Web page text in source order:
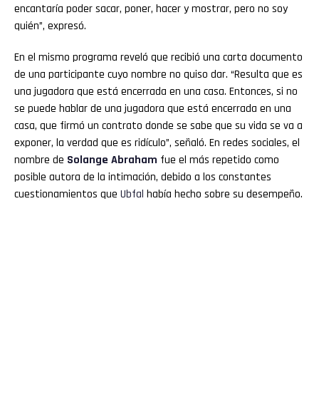
encantaría poder sacar, poner, hacer y mostrar, pero no soy
quién”, expresó.
En el mismo programa reveló que recibió una carta documento
de una participante cuyo nombre no quiso dar. “Resulta que es
una jugadora que está encerrada en una casa. Entonces, si no
se puede hablar de una jugadora que está encerrada en una
casa, que firmó un contrato donde se sabe que su vida se va a
exponer, la verdad que es ridículo”, señaló. En redes sociales, el
nombre de Solange Abraham fue el más repetido como
posible autora de la intimación, debido a los constantes
cuestionamientos que Ubfal había hecho sobre su desempeño.